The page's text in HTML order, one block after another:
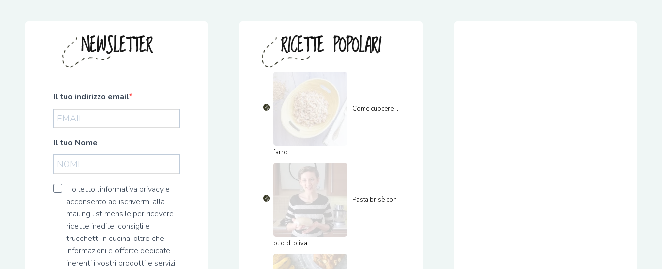
NEWSLETTER
Il tuo indirizzo email
Il tuo Nome
Ho letto l’informativa privacy e
acconsento ad iscrivermi alla
mailing list mensile per ricevere
ricette inedite, consigli e
trucchetti in cucina, oltre che
informazioni e offerte dedicate
inerenti i vostri prodotti e servizi
RICETTE POPOLARI
Come cuocere il
farro
Pasta brisè con
olio di oliva